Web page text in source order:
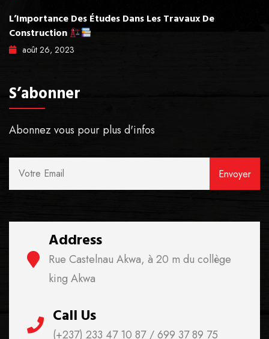
L’Importance Des Études Dans Les Travaux De
Construction
août 26, 2023
S’abonner
Abonnez vous pour plus d'infos
Address
Rue Castelnau Akwa, à 20 m du collège
king Akwa
Call Us
(+237) 233 47 10 87 / 699 37 89 75